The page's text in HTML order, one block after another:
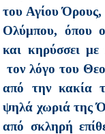
του Αγίου
Ολύμπου, όπου
και κηρύσσει
τον λόγο του
από την κακία
ψηλά χωριά της
από σκληρή